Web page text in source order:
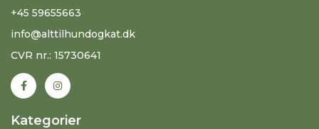
+45 59655663
info@alttilhundogkat.dk
CVR nr.: 15730641
Kategorier